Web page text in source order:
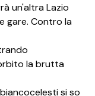
un'altra Lazio
gare. Contro la
la brutta
si so